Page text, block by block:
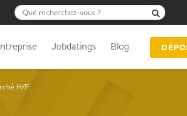
Que recherchez-vous ?
Jobdatings Blog
H/F